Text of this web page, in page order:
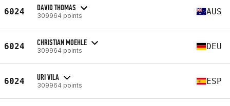
6024 DAVID THOMAS
309964 points AUS
6024 CHRISTIAN MOEHLE
309964 points DEU
6024 URI VILA
309964 points ESP